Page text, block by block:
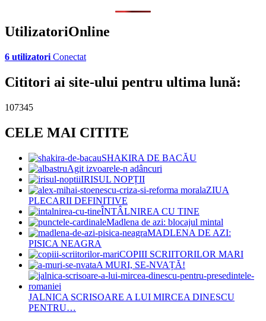
UtilizatoriOnline
6 utilizatori Conectat
Cititori ai site-ului pentru ultima lună:
107345
CELE MAI CITITE
SHAKIRA DE BACĂU
Agit izvoarele-n adâncuri
IRISUL NOPȚII
ZIUA
PLECARII DEFINITIVE
ÎNTÂLNIREA CU TINE
Madlena de azi: blocajul mintal
MADLENA DE AZI:
PISICA NEAGRA
COPIII SCRIITORILOR MARI
A MURI, SE-NVAȚĂ!
JALNICA SCRISOARE A LUI MIRCEA DINESCU
PENTRU…